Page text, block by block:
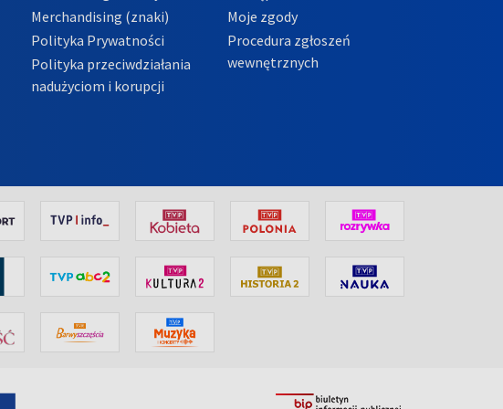
Merchandising (znaki)
Polityka Prywatności
Polityka przeciwdziałania
nadużyciom i korupcji
Moje zgody
Procedura zgłoszeń
wewnętrznych